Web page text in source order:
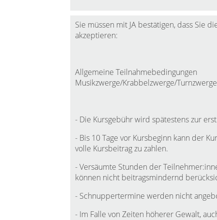
Sie müssen mit JA bestätigen, dass Sie
akzeptieren:
Allgemeine Teilnahmebedingungen
Musikzwerge/Krabbelzwerge/
- Die Kursgebühr wird spätestens zur
- Bis 10 Tage vor Kursbeginn kann der
volle Kursbeitrag zu zahlen.
- Versäumte Stunden der
können nicht beitragsmindernd
- Schnuppertermine werden nicht
- Im Falle von Zeiten höherer Gewalt,